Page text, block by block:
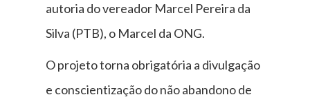
autoria do vereador Marcel Pereira da
Silva (PTB), o Marcel da ONG.
O projeto torna obrigatória a divulgação
e conscientização do não abandono de